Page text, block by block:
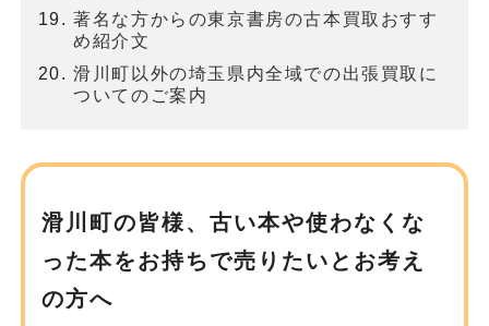
著名な方からの東京書房の古本買取おすす
め紹介文
滑川町以外の埼玉県内全域での出張買取に
ついてのご案内
滑川町の皆様、古い本や使わなくな
った本をお持ちで売りたいとお考え
の方へ